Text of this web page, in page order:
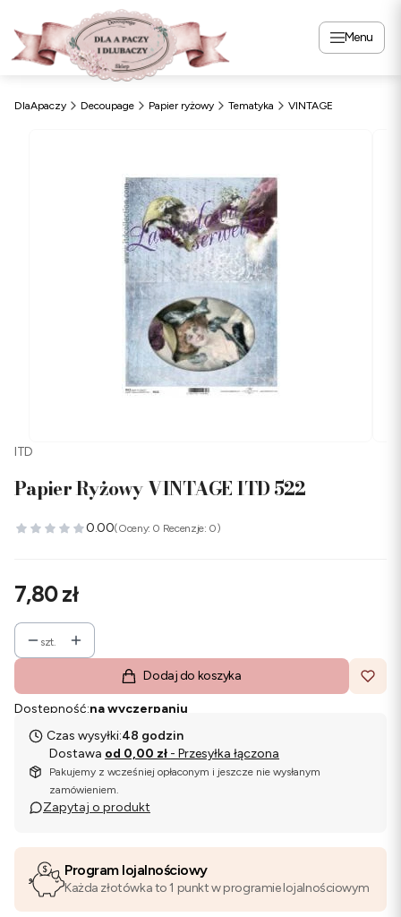
Menu
DlaApaczy Decoupage Papier ryżowy Tematyka VINTAGE
ITD
Papier Ryżowy VINTAGE ITD 522
0.00(Oceny: 0 Recenzje: 0)
Cena
7,80 zł
szt.
Dodaj do koszyka
Dostępność:na wyczerpaniu
Czas wysyłki:48 godzin
Dostawa od 0,00 zł - Przesyłka łączona
Pakujemy z wcześniej opłaconym i jeszcze nie wysłanym
zamówieniem.
Zapytaj o produkt
Program lojalnościowy
Każda złotówka to 1 punkt w programie lojalnościowym